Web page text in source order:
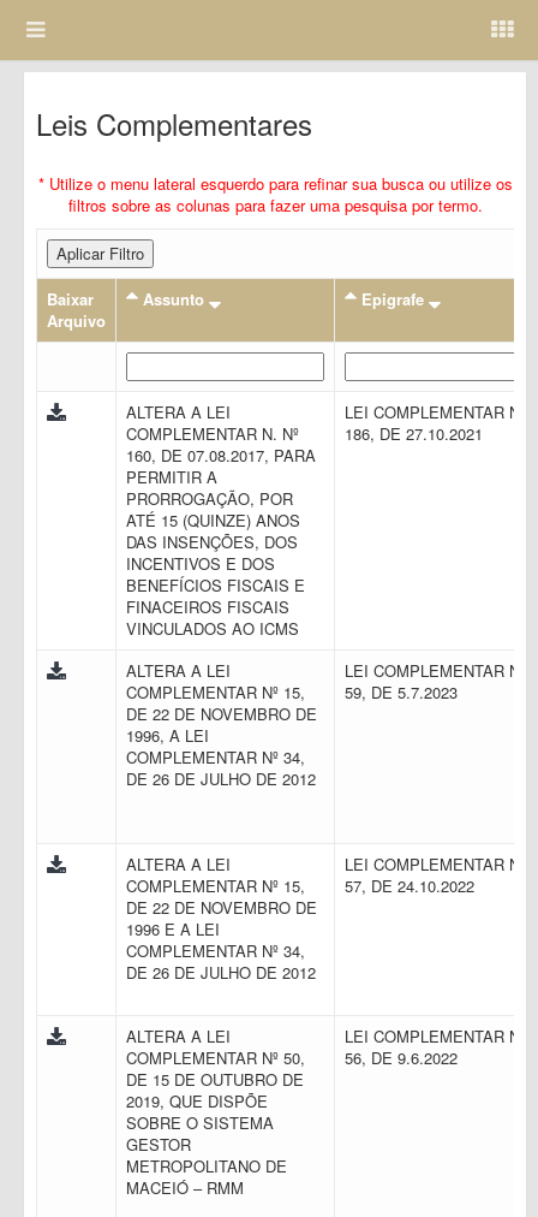
Leis Complementares
* Utilize o menu lateral esquerdo para refinar sua busca ou utilize os
filtros sobre as colunas para fazer uma pesquisa por termo.
Aplicar Filtro
Baixar
Arquivo
Assunto Epigrafe
ALTERA A LEI
COMPLEMENTAR N. Nº
160, DE 07.08.2017, PARA
PERMITIR A
PRORROGAÇÃO, POR
ATÉ 15 (QUINZE) ANOS
DAS INSENÇÕES, DOS
INCENTIVOS E DOS
BENEFÍCIOS FISCAIS E
FINACEIROS FISCAIS
VINCULADOS AO ICMS
LEI COMPLEMENTAR N.
186, DE 27.10.2021
ALTERA A LEI
COMPLEMENTAR Nº 15,
DE 22 DE NOVEMBRO DE
1996, A LEI
COMPLEMENTAR Nº 34,
DE 26 DE JULHO DE 2012
LEI COMPLEMENTAR N.
59, DE 5.7.2023
ALTERA A LEI
COMPLEMENTAR Nº 15,
DE 22 DE NOVEMBRO DE
1996 E A LEI
COMPLEMENTAR Nº 34,
DE 26 DE JULHO DE 2012
LEI COMPLEMENTAR N.
57, DE 24.10.2022
ALTERA A LEI
COMPLEMENTAR Nº 50,
DE 15 DE OUTUBRO DE
2019, QUE DISPÕE
SOBRE O SISTEMA
GESTOR
METROPOLITANO DE
MACEIÓ – RMM
LEI COMPLEMENTAR N.
56, DE 9.6.2022